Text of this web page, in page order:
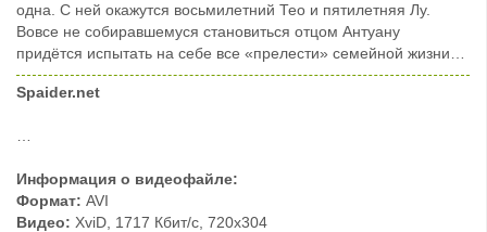
одна. С ней окажутся восьмилетний Тео и пятилетняя Лу.
Вовсе не собиравшемуся становиться отцом Антуану
придётся испытать на себе все «прелести» семейной жизни…
Spaider.net
Информация о видеофайле:
Формат: AVI
Видео: XviD, 1717 Кбит/с, 720x304